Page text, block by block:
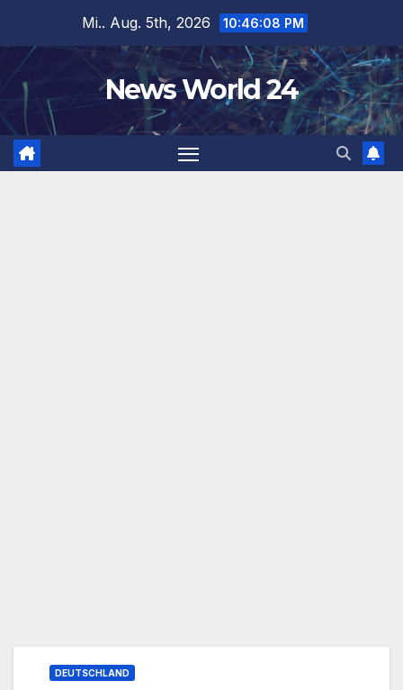
springen
Mi.. Aug. 5th, 2026 10:46:08 PM
News World 24
DEUTSCHLAND